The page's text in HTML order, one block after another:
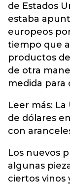
de Estados
estaba
europeos
tiempo que
productos
de otra
medida para
Leer más:
de dólares
con
Los nuevos
algunas
ciertos vinos